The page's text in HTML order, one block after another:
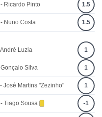
Ricardo Pinto 1.5
Nuno Costa 1.5
Luzia 1
Silva 1
José Martins "Zezinho" 1
Tiago Sousa -1